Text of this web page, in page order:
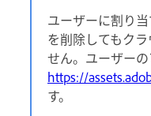
ユーザーに割り
を削除してもク
せん。ユーザー
https://
す。